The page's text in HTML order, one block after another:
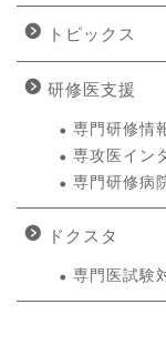
トピックス
研修医支援
専門研修情
専攻医イン
専門研修病
ドクスタ
専門医試験